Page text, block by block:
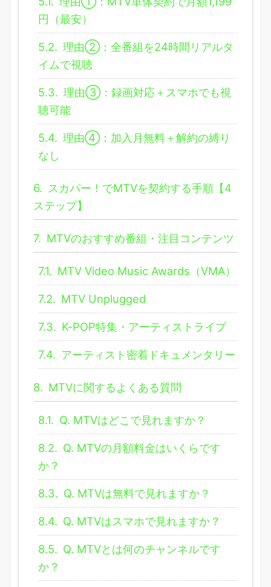
円（最安）
5.2. 理由②：全番組を24時間リアルタ
イムで視聴
5.3. 理由③：録画対応＋スマホでも視
聴可能
5.4. 理由④：加入月無料＋解約の縛り
なし
6. スカパー！でMTVを契約する手順【4
ステップ】
7. MTVのおすすめ番組・注目コンテンツ
7.1. MTV Video Music Awards（VMA）
7.2. MTV Unplugged
7.3. K-POP特集・アーティストライブ
7.4. アーティスト密着ドキュメンタリー
8. MTVに関するよくある質問
8.1. Q. MTVはどこで見れますか？
8.2. Q. MTVの月額料金はいくらです
か？
8.3. Q. MTVは無料で見れますか？
8.4. Q. MTVはスマホで見れますか？
8.5. Q. MTVとは何のチャンネルです
か？